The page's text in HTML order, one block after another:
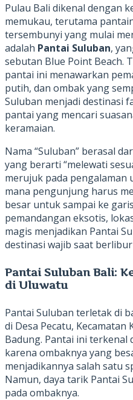
Pulau Bali dikenal dengan
memukau, terutama
tersembunyi yang mulai
adalah Pantai Suluban,
sebutan Blue Point Beach.
pantai ini menawarkan
putih, dan ombak yang
Suluban menjadi destinasi
pantai yang mencari
keramaian.
Nama “Suluban” berasal
yang berarti “melewati
merujuk pada pengalaman
mana pengunjung harus
besar untuk sampai ke
pemandangan eksotis,
magis menjadikan Pantai
destinasi wajib saat berlibur
Pantai Suluban Bali:
di Uluwatu
Pantai Suluban terletak di
di Desa Pecatu, Kecamatan
Badung. Pantai ini terkenal
karena ombaknya yang
menjadikannya salah satu
Namun, daya tarik Pantai
pada ombaknya.